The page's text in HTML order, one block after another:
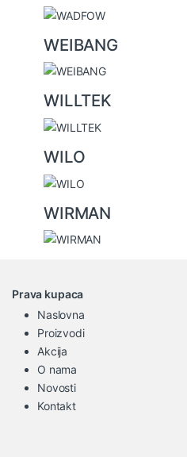
WEIBANG
WILLTEK
WILO
WIRMAN
Prava kupaca
Naslovna
Proizvodi
Akcija
O nama
Novosti
Kontakt